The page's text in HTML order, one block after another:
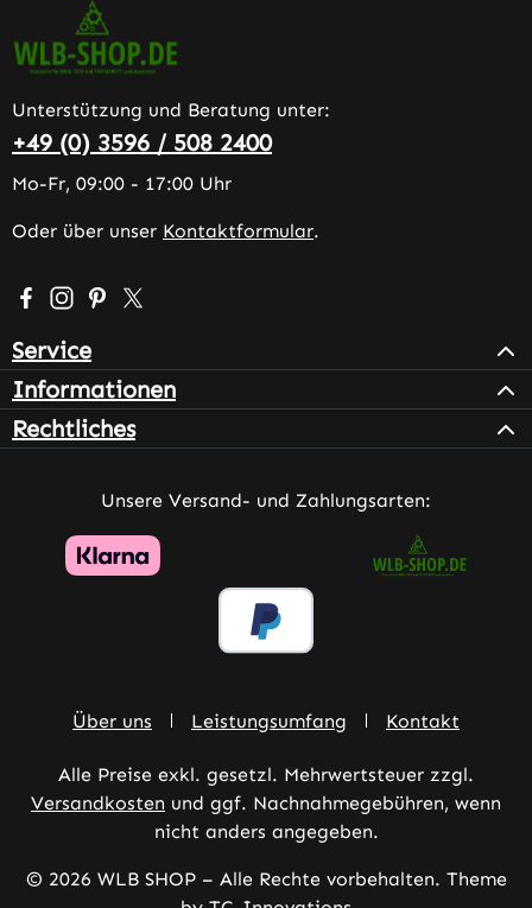
Unterstützung und Beratung unter:
+49 (0) 3596 / 508 2400
Mo-Fr, 09:00 - 17:00 Uhr
Oder über unser Kontaktformular.
Besuche uns auf Facebook – öffnet in neuem Tab
Schau auf Instagram vorbei – öffnet in neuem Tab
Lass dich auf Pinterest inspirieren – öffnet in
Folge uns auf X – öffnet in neuem Tab
Service
Informationen
Rechtliches
Unsere Versand- und Zahlungsarten:
Über uns Leistungsumfang Kontakt
Alle Preise exkl. gesetzl. Mehrwertsteuer zzgl.
Versandkosten und ggf. Nachnahmegebühren, wenn
nicht anders angegeben.
© 2026 WLB SHOP – Alle Rechte vorbehalten. Theme